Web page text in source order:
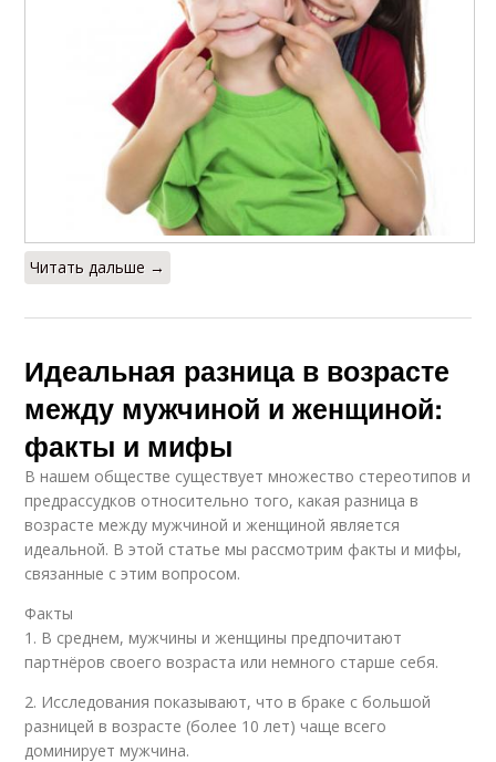
Читать дальше →
Идеальная разница в возрасте
между мужчиной и женщиной:
факты и мифы
В нашем обществе существует множество стереотипов и
предрассудков относительно того, какая разница в
возрасте между мужчиной и женщиной является
идеальной. В этой статье мы рассмотрим факты и мифы,
связанные с этим вопросом.
Факты
1. В среднем, мужчины и женщины предпочитают
партнёров своего возраста или немного старше себя.
2. Исследования показывают, что в браке с большой
разницей в возрасте (более 10 лет) чаще всего
доминирует мужчина.